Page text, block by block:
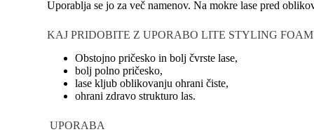
Uporablja se jo za več namenov. Na mokre lase pred
KAJ PRIDOBITE Z UPORABO LITE STYLING
Obstojno pričesko in bolj čvrste lase,
bolj polno pričesko,
lase kljub oblikovanju ohrani čiste,
ohrani zdravo strukturo las.
UPORABA